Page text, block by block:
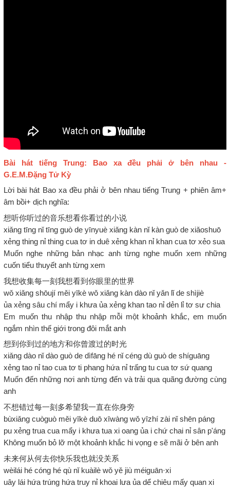
Bài hát tiếng Trung: Bao xa đều phải ở bên nhau -
G.E.M.Đặng Tử Kỳ
Lời bài hát Bao xa đều phải ở bên nhau tiếng Trung + phiên âm+
âm bồi+ dịch nghĩa:
想听你听过的音乐想看你看过的小说
xiǎng tīng nǐ tīng guò de yīnyuè xiǎng kàn nǐ kàn guò de xiǎoshuō
xẻng thing nỉ thing cua tơ in duê xẻng khan nỉ khan cua tơ xẻo sua
Muốn nghe những bản nhạc anh từng nghe muốn xem những
cuốn tiểu thuyết anh từng xem
我想收集每一刻我想看到你眼里的世界
wǒ xiǎng shōují měi yīkè wǒ xiǎng kàn dào nǐ yǎn lǐ de shìjiè
ủa xẻng sâu chí mẩy i khưa ủa xẻng khan tao nỉ dẻn lỉ tơ sư chia
Em muốn thu nhập thu nhập mỗi một khoảnh khắc, em muốn
ngắm nhìn thế giới trong đôi mắt anh
想到你到过的地方和你曾渡过的时光
xiǎng dào nǐ dào guò de dìfāng hé nǐ céng dù guò de shíguāng
xẻng tao nỉ tao cua tơ ti phang hứa nỉ trấng tu cua tơ sứ quang
Muốn đến những nơi anh từng đến và trải qua quãng đường cùng
anh
不想错过每一刻多希望我一直在你身旁
bùxiǎng cuòguò měi yīkè duō xīwàng wǒ yīzhí zài nǐ shēn páng
pu xẻng trua cua mẩy i khưa tua xi oang ủa i chứ chai nỉ sân p'áng
Không muốn bỏ lỡ một khoảnh khắc hi vọng e sẽ mãi ở bên anh
未来何从何去你快乐我也就没关系
wèilái hé cóng hé qù nǐ kuàilè wǒ yě jiù méiguān·xi
uây lái hứa trúng hứa truy nỉ khoai lưa ủa dể chiêu mấy quan xi